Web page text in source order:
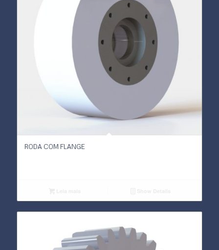
RODA COM FLANGE